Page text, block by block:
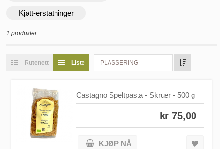
Kjøtt-erstatninger
1 produkter
Rutenett Liste PLASSERING
Castagno Speltpasta - Skruer - 500 g
kr 75,00
KJØP NÅ